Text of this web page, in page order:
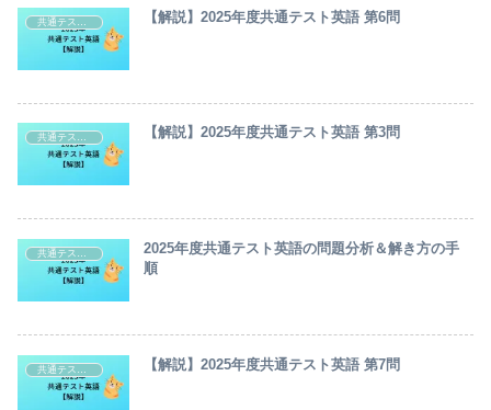
【解説】2025年度共通テスト英語 第6問
共通テスト・センター試験英語解説 【解説】2025年度共通テスト英語 第3問
共通テスト・センター試験英語解説
2025年度共通テスト英語の問題分析＆解き方の手
順
【解説】2025年度共通テスト英語 第7問